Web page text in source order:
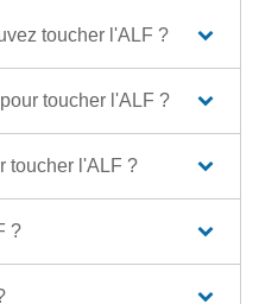
toucher l'ALF ?
toucher l'ALF ?
toucher l'ALF ?
?